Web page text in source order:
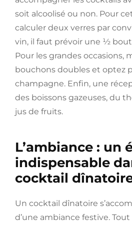
soit alcoolisé ou non. Pour
calculer deux verres par
vin, il faut prévoir une ½
Pour les grandes occasions,
bouchons doubles et optez
champagne. Enfin, une
des boissons gazeuses, du
jus de fruits.
L’ambiance : un
indispensable
cocktail
Un cocktail dînatoire
d’une ambiance festive.